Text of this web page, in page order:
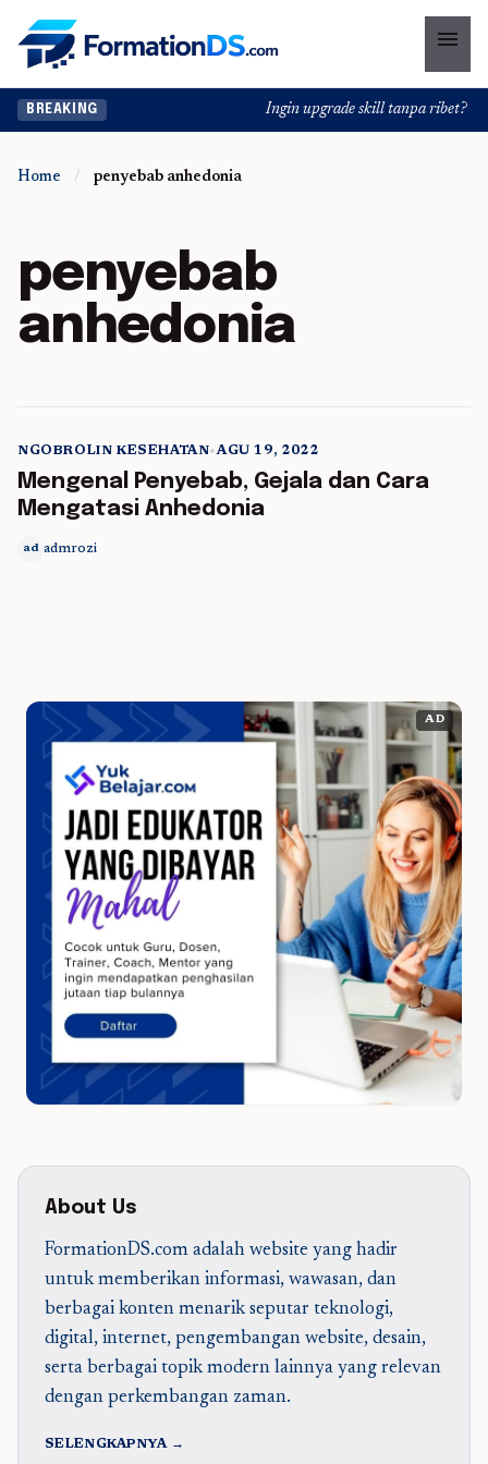
menu
BREAKING Ingin upgrade skill tanpa ribet?
Home / penyebab anhedonia
penyebab
anhedonia
5 min read
NGOBROLIN KESEHATAN•AGU 19, 2022
Mengenal Penyebab, Gejala dan Cara
Mengatasi Anhedonia
ad admrozi
AD
About Us
FormationDS.com adalah website yang hadir
untuk memberikan informasi, wawasan, dan
berbagai konten menarik seputar teknologi,
digital, internet, pengembangan website, desain,
serta berbagai topik modern lainnya yang relevan
dengan perkembangan zaman.
SELENGKAPNYA →